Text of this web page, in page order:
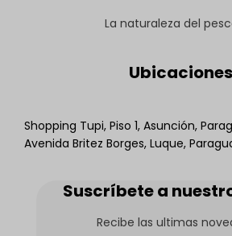
La naturaleza del
Ubicaciones
Shopping Tupi, Piso 1, Asunción,
Avenida Britez Borges, Luque,
Suscríbete a
Recibe las ultimas